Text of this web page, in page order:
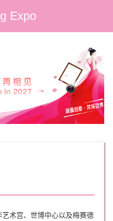
Expo
术宫、世博中心以及梅赛德